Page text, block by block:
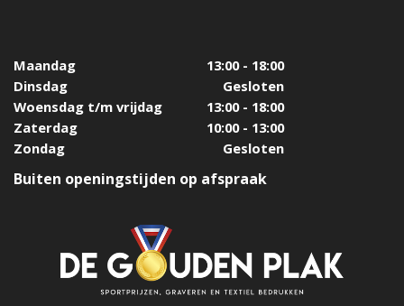
Maandag
13:00 - 18:00
Dinsdag
Gesloten
Woensdag t/m vrijdag
13:00 - 18:00
Zaterdag
10:00 - 13:00
Zondag
Gesloten
Buiten openingstijden op afspraak